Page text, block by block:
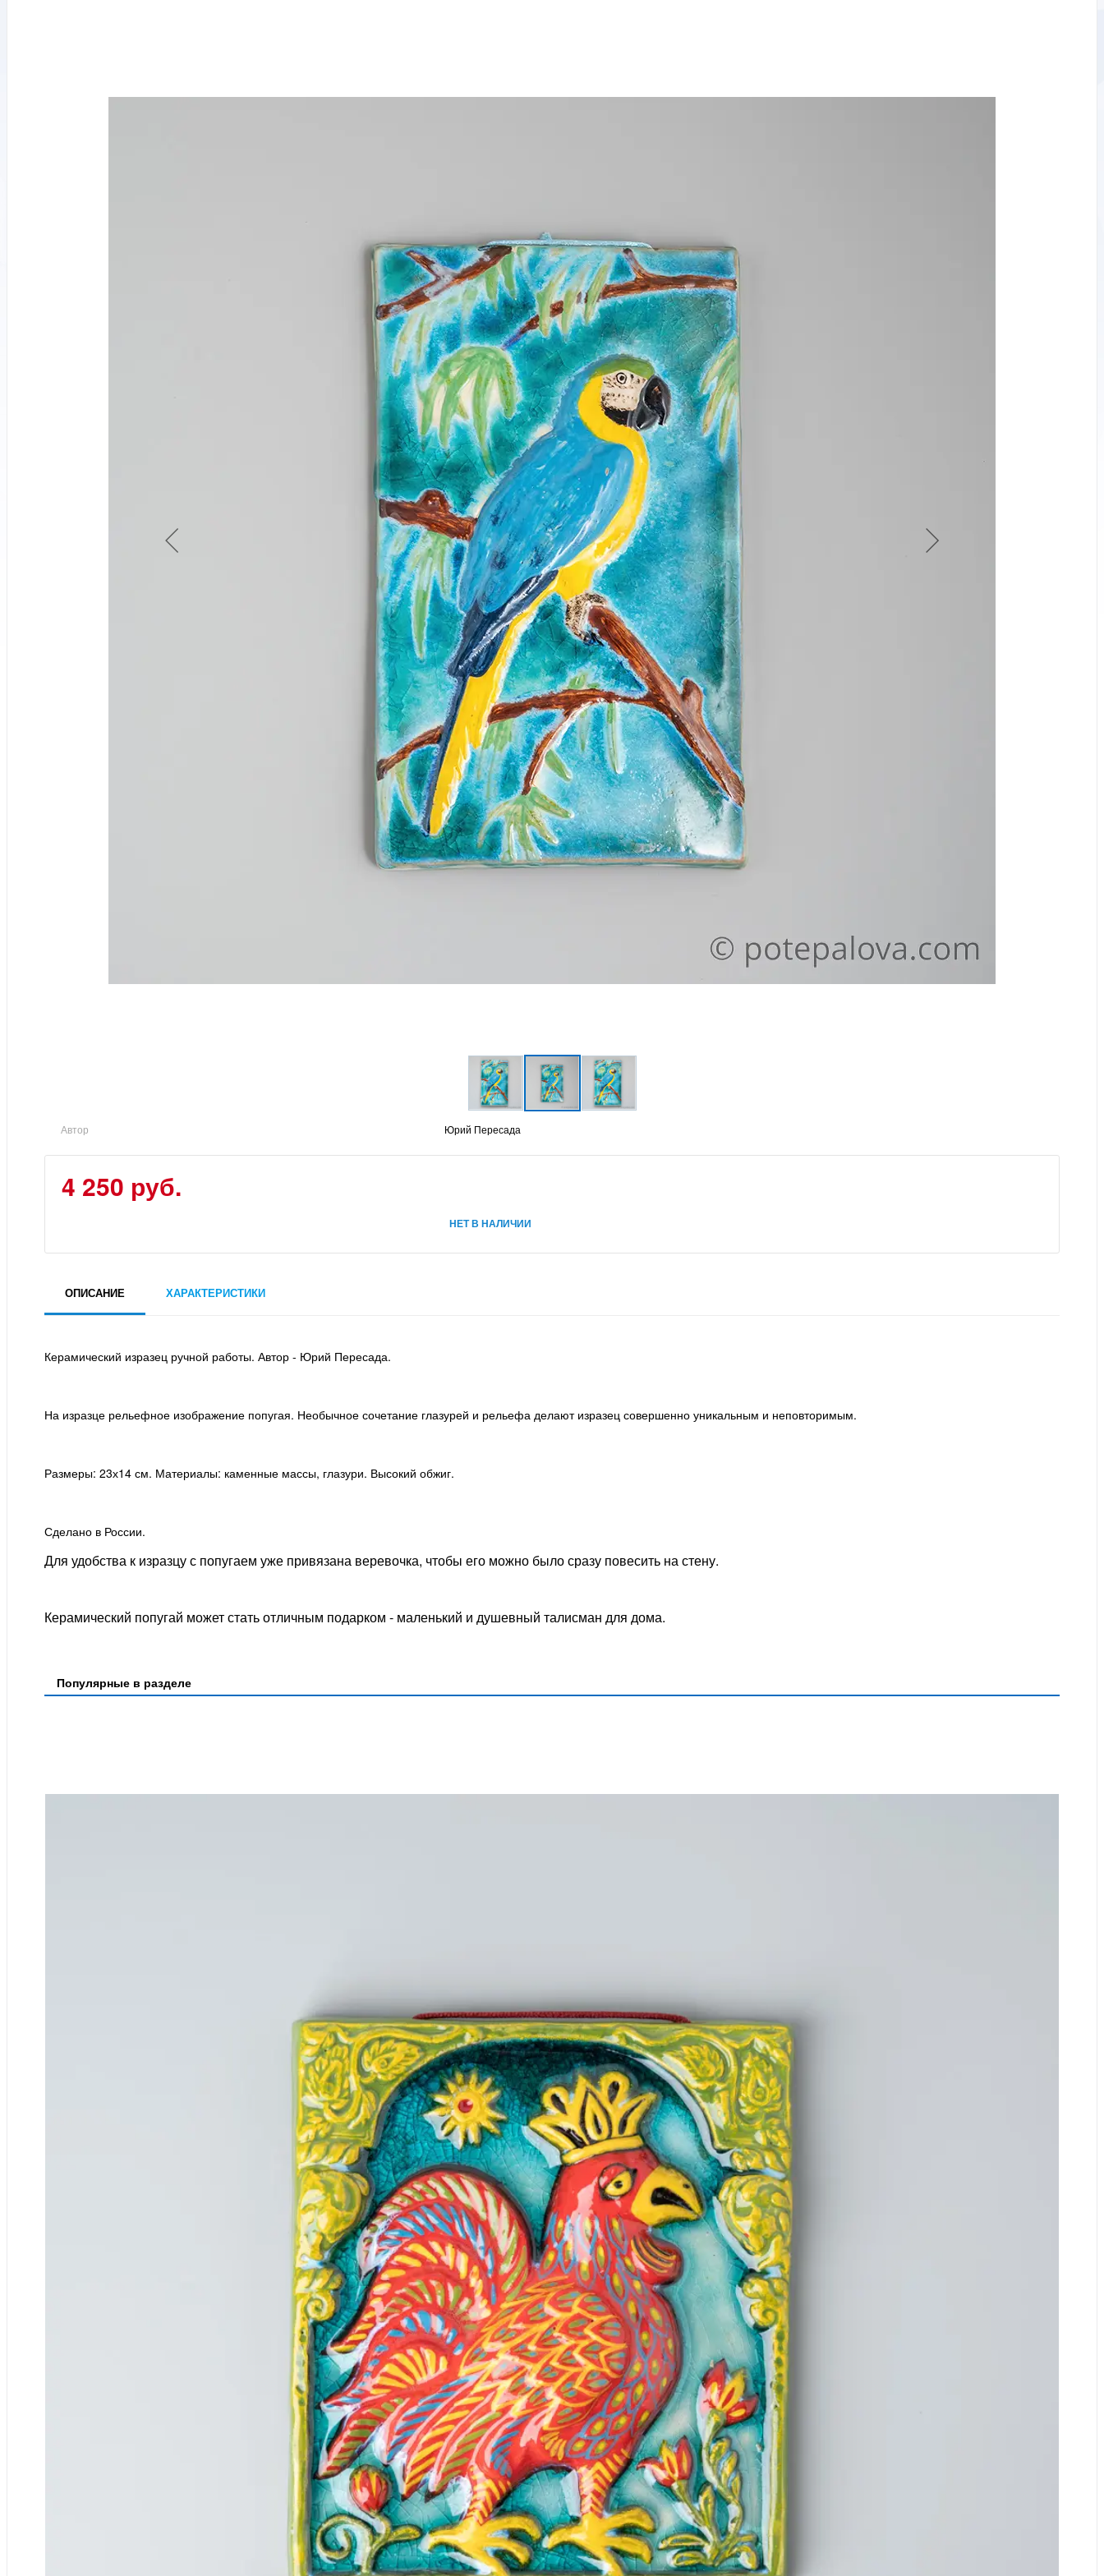
Автор Юрий Пересада
4 250 руб.
НЕТ В НАЛИЧИИ
ОПИСАНИЕ ХАРАКТЕРИСТИКИ
Керамический изразец ручной работы. Автор - Юрий Пересада.
На изразце рельефное изображение попугая. Необычное сочетание глазурей и рельефа делают изразец совершенно уникальным и неповторимым.
Размеры: 23х14 см. Материалы: каменные массы, глазури. Высокий обжиг.
Сделано в России.
Для удобства к изразцу с попугаем уже привязана веревочка, чтобы его можно было сразу повесить на стену.
Керамический попугай может стать отличным подарком - маленький и душевный талисман для дома.
Популярные в разделе